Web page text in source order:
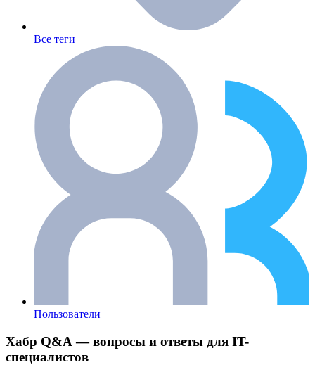
Все теги
Пользователи
Хабр Q&A — вопросы и ответы для IT-
специалистов